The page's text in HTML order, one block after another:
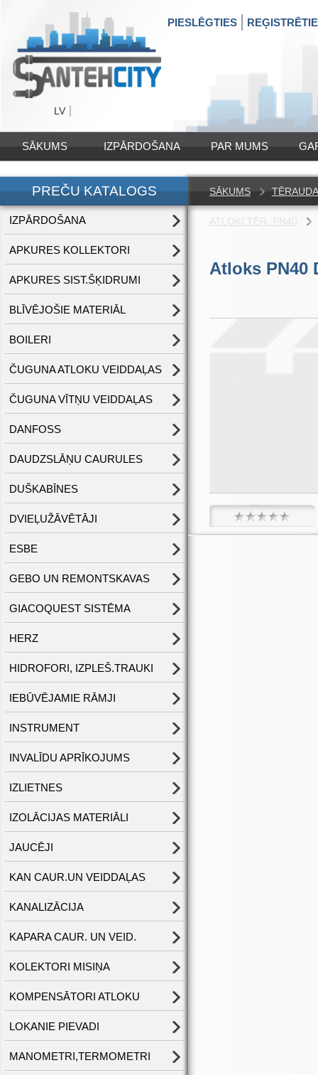
LV
PIESLĒGTIES
SĀKUMS IZPĀRDOŠANA PAR MUMS
PREČU KATALOGS
IZPĀRDOŠANA
APKURES KOLLEKTORI
APKURES SIST.ŠĶIDRUMI
BLĪVĒJOŠIE MATERIĀL
BOILERI
ČUGUNA ATLOKU VEIDDAĻAS
ČUGUNA VĪTŅU VEIDDAĻAS
DANFOSS
DAUDZSLĀŅU CAURULES
DUŠKABĪNES
DVIEĻUŽĀVĒTĀJI
ESBE
GEBO UN REMONTSKAVAS
GIACOQUEST SISTĒMA
HERZ
HIDROFORI, IZPLEŠ.TRAUKI
IEBŪVĒJAMIE RĀMJI
INSTRUMENT
INVALĪDU APRĪKOJUMS
IZLIETNES
IZOLĀCIJAS MATERIĀLI
JAUCĒJI
KAN CAUR.UN VEIDDAĻAS
KANALIZĀCIJA
KAPARA CAUR. UN VEID.
KOLEKTORI MISIŅA
KOMPENSĀTORI ATLOKU
LOKANIE PIEVADI
MANOMETRI,TERMOMETRI
SĀKUMS
ATLOKI TĒR. PN40
Atloks PN40